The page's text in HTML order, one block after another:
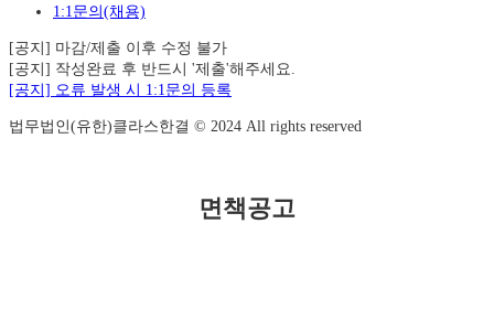
1:1문의(채용)
[공지] 마감/제출 이후 수정 불가
[공지] 작성완료 후 반드시 '제출'해주세요.
[공지] 오류 발생 시 1:1문의 등록
법무법인(유한)클라스한결 © 2024 All rights reserved
면책공고